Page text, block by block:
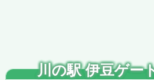
川の駅 伊豆ゲー